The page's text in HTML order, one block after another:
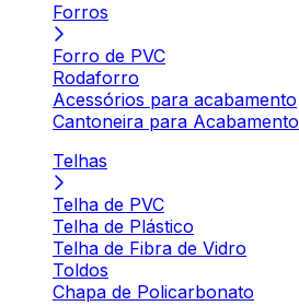
Forros
Forro de PVC
Rodaforro
Acessórios para acabamento
Cantoneira para Acabamento
Telhas
Telha de PVC
Telha de Plástico
Telha de Fibra de Vidro
Toldos
Chapa de Policarbonato